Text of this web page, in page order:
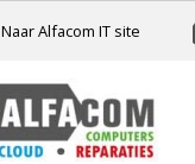
Naar Alfacom IT site